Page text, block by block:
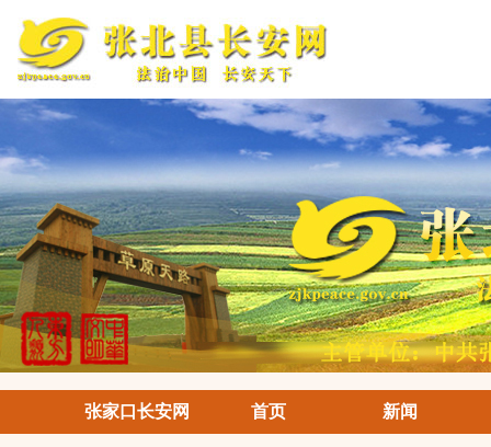
张家口长安网 首页 新闻